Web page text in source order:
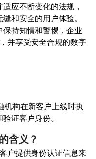
应不断变化的法规，
和安全的用户体验。
持知情和警惕，企业
并享受安全合规的数字
机构在新客户上线时执
证客户身份。
含义？
户提供身份认证信息来